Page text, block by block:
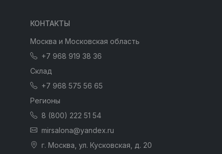
КОНТАКТЫ
Москва и Московская область
+7 968 919 38 36
Склад
+7 968 575 56 65
Регионы
8 (800) 222 51 54
mirsalona@yandex.ru
г. Москва, ул. Кусковская, д. 20